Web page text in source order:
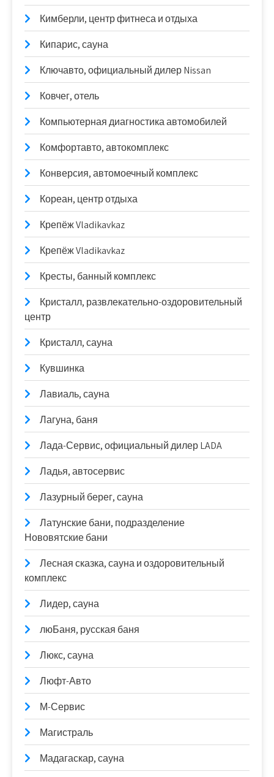
Кимберли, центр фитнеса и отдыха
Кипарис, сауна
Ключавто, официальный дилер Nissan
Ковчег, отель
Компьютерная диагностика автомобилей
Комфортавто, автокомплекс
Конверсия, автомоечный комплекс
Кореан, центр отдыха
Крепёж Vladikavkaz
Крепёж Vladikavkaz
Кресты, банный комплекс
Кристалл, развлекательно-оздоровительный
центр
Кристалл, сауна
Кувшинка
Лавиаль, сауна
Лагуна, баня
Лада-Сервис, официальный дилер LADA
Ладья, автосервис
Лазурный берег, сауна
Латунские бани, подразделение
Нововятские бани
Лесная сказка, сауна и оздоровительный
комплекс
Лидер, сауна
люБаня, русская баня
Люкс, сауна
Люфт-Авто
М-Сервис
Магистраль
Мадагаскар, сауна